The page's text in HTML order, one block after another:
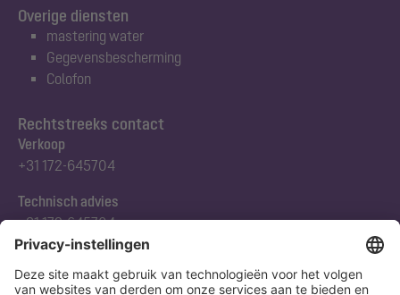
Rechtstreeks contact
Verkoop
+31 172-645704
Technisch advies
+31 172-645704
Abonneert u zich op onze nieuwsbrief
Overige diensten
mastering water
Gegevensbescherming
Colofon